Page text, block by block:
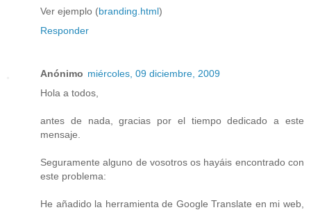
Ver ejemplo (branding.html)
Responder
Anónimo miércoles, 09 diciembre, 2009
Hola a todos,
antes de nada, gracias por el tiempo dedicado a este
mensaje.
Seguramente alguno de vosotros os hayáis encontrado con
este problema:
He añadido la herramienta de Google Translate en mi web,